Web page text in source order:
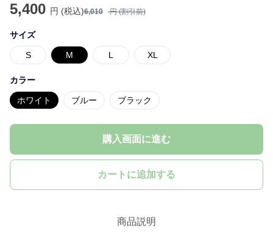
5,400 円 (税込)6,010 円 (割引前)
サイズ
S M L XL
カラー
ホワイト ブルー ブラック
購入画面に進む
カートに追加する
商品説明